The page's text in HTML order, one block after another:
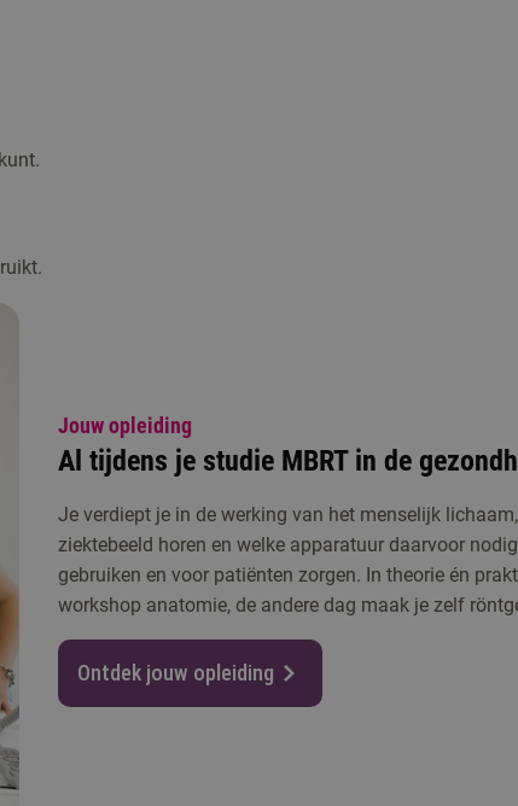
Jouw opleiding
Al tijdens je studie MBRT in de
Je verdiept je in de werking van het menselijk
ziektebeeld horen en welke apparatuur daarvoor
gebruiken en voor patiënten zorgen. In theorie én
workshop anatomie, de andere dag maak je zelf
Ontdek jouw opleiding